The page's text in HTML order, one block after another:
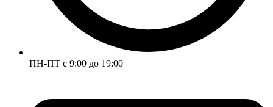
ПН-ПТ с 9:00 до 19:00